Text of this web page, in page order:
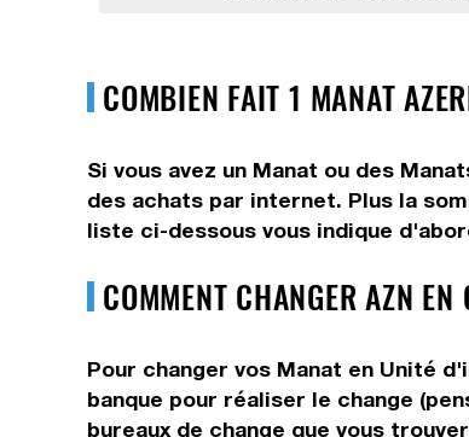
COMBIEN FAIT 1 MANAT
Si vous avez un Manat ou des
des achats par internet. Plus la
liste ci-dessous vous indique
COMMENT CHANGER AZN
Pour changer vos Manat en Unité
banque pour réaliser le change
bureaux de change que vous